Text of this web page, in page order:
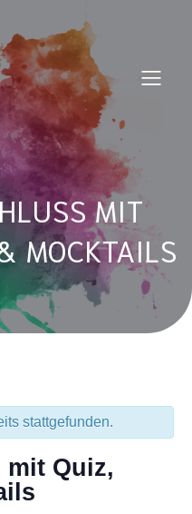
MIT
MOCKTAILS
stattgefunden.
Quiz,